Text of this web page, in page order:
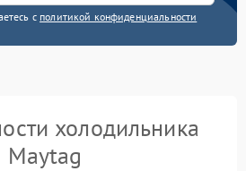
с политикой конфиденциальности
холодильника
Maytag